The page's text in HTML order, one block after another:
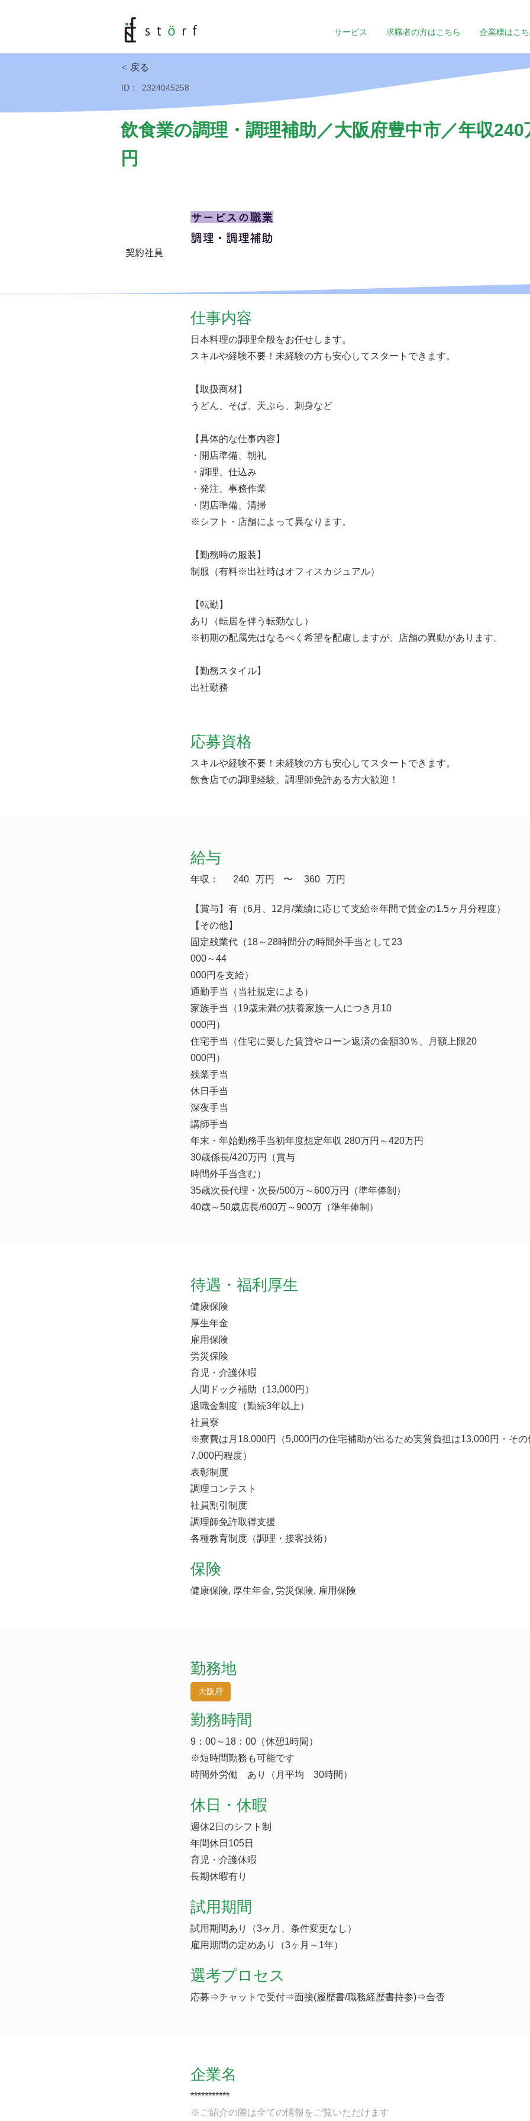
サービス 求職者の方はこちら 企業様はこち
< 戻る
ID： 2324045258
飲食業の調理・調理補助／大阪府豊中市／年収
円
契約社員
サービスの職業
調理・調理補助
仕事内容
日本料理の調理全般をお任せします。
スキルや経験不要！未経験の方も安心してスタートできます。
【取扱商材】
うどん、そば、天ぷら、刺身など
【具体的な仕事内容】
・開店準備、朝礼
・調理、仕込み
・発注、事務作業
・閉店準備、清掃
※シフト・店舗によって異なります。
【勤務時の服装】
制服（有料※出社時はオフィスカジュアル）
【転勤】
あり（転居を伴う転勤なし）
※初期の配属先はなるべく希望を配慮しますが、店舗の異動があります。
【勤務スタイル】
出社勤務
応募資格
スキルや経験不要！未経験の方も安心してスタートできます。
飲食店での調理経験、調理師免許ある方大歓迎！
給与
年収： 240 万円 ​〜 360 万円
【賞与】有（6月、12月/業績に応じて支給※年間で賃金の1.5ヶ月分程度）
【その他】
固定残業代（18～28時間分の時間外手当として23
000～44
000円を支給）
通勤手当（当社規定による）
家族手当（19歳未満の扶養家族一人につき月10
000円）
住宅手当（住宅に要した賃貸やローン返済の金額30％、月額上限20
000円）
残業手当
休日手当
深夜手当
講師手当
年末・年始勤務手当初年度想定年収 280万円～420万円
30歳係長/420万円（賞与
時間外手当含む）
35歳次長代理・次長/500万～600万円（準年俸制）
40歳～50歳店長/600万～900万（準年俸制）
待遇・福利厚生
健康保険
厚生年金
雇用保険
労災保険
育児・介護休暇
人間ドック補助（13,000円）
退職金制度（勤続3年以上）
社員寮
※寮費は月18,000円（5,000円の住宅補助が出るため実質負担は13,000円・その
7,000円程度）
表彰制度
調理コンテスト
社員割引制度
調理師免許取得支援
各種教育制度（調理・接客技術）
保険
健康保険, 厚生年金, 労災保険, 雇用保険
勤務地
大阪府
勤務時間
9：00～18：00（休憩1時間）
※短時間勤務も可能です
時間外労働 あり（月平均 30時間）
休日・休暇
週休2日のシフト制
年間休日105日
育児・介護休暇
長期休暇有り
試用期間
試用期間あり（3ヶ月、条件変更なし）
雇用期間の定めあり（3ヶ月～1年）
選考プロセス
応募⇒チャットで受付⇒面接(履歴書/職務経歴書持参)⇒合否
企業名
***********
※ご紹介の際は全ての情報をご覧いただけます